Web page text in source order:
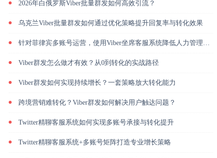
2026年白俄罗斯Viber批量群发如何高效引流？
乌克兰Viber批量群发如何通过优化策略提升回复率与转化效果
针对菲律宾多账号运营，使用Viber坐席客服系统降低人力管理成本
Viber群发怎么做才有效？从0到转化的实战路径
Viber群发如何实现持续增长？一套策略放大转化能力
跨境营销难转化？Viber群发如何解决用户触达问题？
Twitter精聊客服系统如何实现多账号承接与转化提升
Twitter精聊客服系统+多账号矩阵打造专业增长策略